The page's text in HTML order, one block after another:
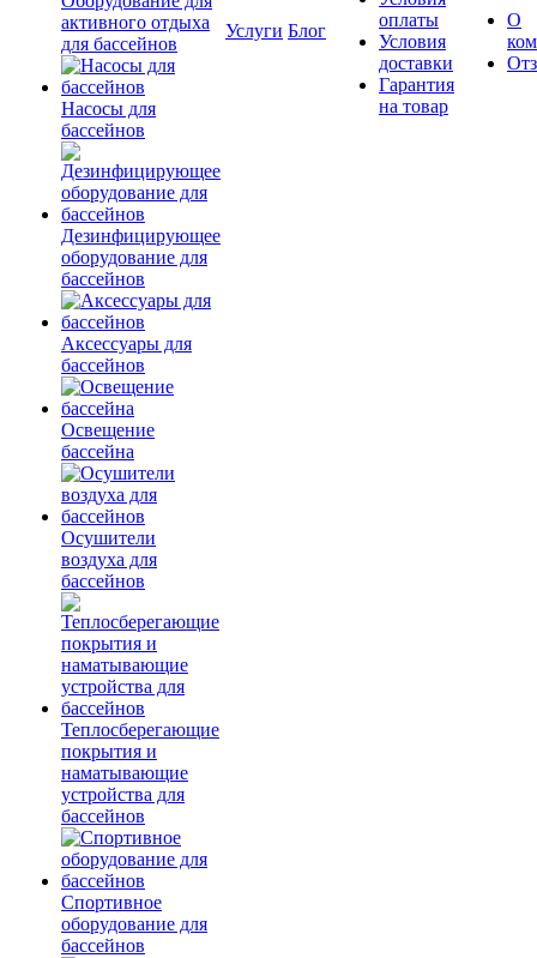
активного отдыха
для бассейнов
Насосы для
бассейнов
Дезинфицирующее
оборудование для
бассейнов
Аксессуары для
бассейнов
Освещение
бассейна
Осушители
воздуха для
бассейнов
Теплосберегающие
покрытия и
наматывающие
устройства для
бассейнов
Спортивное
оборудование для
бассейнов
Услуги Блог
оплаты
Условия
доставки
Гарантия
на товар
О